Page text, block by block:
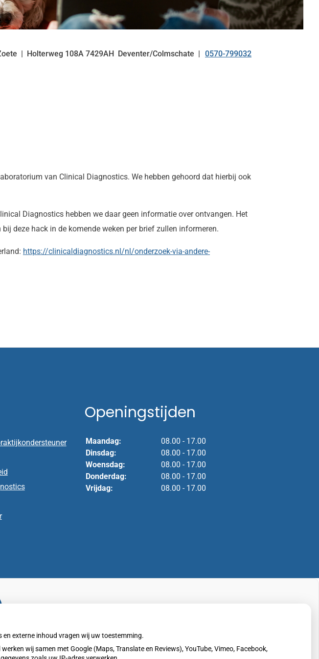
Holterweg 108A 7429AH Deventer/Colmschate Tel:
0570-799032
van Clinical Diagnostics. We hebben gehoord dat hierbij ook
Diagnostics hebben we daar geen informatie over ontvangen. Het
deze hack in de komende weken per brief zullen informeren.
https://clinicaldiagnostics.nl/nl/onderzoek-via-andere-
Openingstijden
Maandag:
08.00 - 17.00
Dinsdag:
08.00 - 17.00
Woensdag:
08.00 - 17.00
Donderdag:
08.00 - 17.00
Vrijdag:
08.00 - 17.00
is om dit te zien.
wijzigen
externe inhoud vragen wij uw toestemming.
wij samen met Google (Maps, Translate en Reviews), YouTube, Vimeo, Facebook,